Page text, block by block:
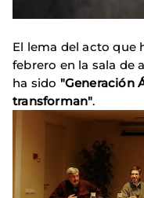
El lema del acto que
febrero en la sala de
ha sido "Generación
transforman".